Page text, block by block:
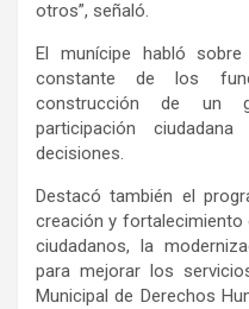
otros”, señaló.
El munícipe habló
constante de los
construcción de un
participación
decisiones.
Destacó también el
creación y fortalecimiento
ciudadanos, la
para mejorar los
Municipal de Derechos